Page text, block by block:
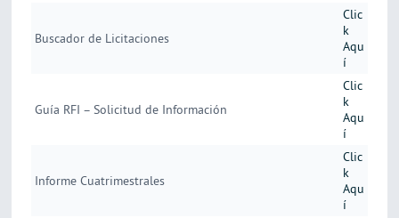
Buscador de Licitaciones
Clic
k
Aqu
í
Guía RFI – Solicitud de Información
Clic
k
Aqu
í
Informe Cuatrimestrales
Clic
k
Aqu
í